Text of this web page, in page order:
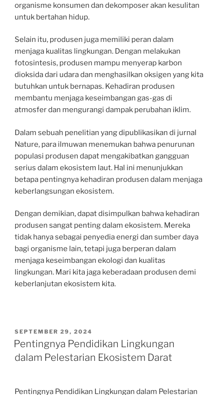
organisme konsumen dan dekomposer akan kesulitan
untuk bertahan hidup.
Selain itu, produsen juga memiliki peran dalam
menjaga kualitas lingkungan. Dengan melakukan
fotosintesis, produsen mampu menyerap karbon
dioksida dari udara dan menghasilkan oksigen yang kita
butuhkan untuk bernapas. Kehadiran produsen
membantu menjaga keseimbangan gas-gas di
atmosfer dan mengurangi dampak perubahan iklim.
Dalam sebuah penelitian yang dipublikasikan di jurnal
Nature, para ilmuwan menemukan bahwa penurunan
populasi produsen dapat mengakibatkan gangguan
serius dalam ekosistem laut. Hal ini menunjukkan
betapa pentingnya kehadiran produsen dalam menjaga
keberlangsungan ekosistem.
Dengan demikian, dapat disimpulkan bahwa kehadiran
produsen sangat penting dalam ekosistem. Mereka
tidak hanya sebagai penyedia energi dan sumber daya
bagi organisme lain, tetapi juga berperan dalam
menjaga keseimbangan ekologi dan kualitas
lingkungan. Mari kita jaga keberadaan produsen demi
keberlanjutan ekosistem kita.
POSTED
ON
SEPTEMBER 29, 2024
Pentingnya Pendidikan Lingkungan
dalam Pelestarian Ekosistem Darat
Pentingnya Pendidikan Lingkungan dalam Pelestarian